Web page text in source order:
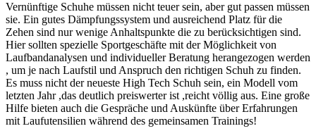
Vernünftige Schuhe müssen nicht teuer sein, aber gut passen müssen
sie. Ein gutes Dämpfungssystem und ausreichend Platz für die
Zehen sind nur wenige Anhaltspunkte die zu berücksichtigen sind.
Hier sollten spezielle Sportgeschäfte mit der Möglichkeit von
Laufbandanalysen und individueller Beratung herangezogen werden
, um je nach Laufstil und Anspruch den richtigen Schuh zu finden.
Es muss nicht der neueste High Tech Schuh sein, ein Modell vom
letzten Jahr ,das deutlich preiswerter ist ,reicht völlig aus. Eine große
Hilfe bieten auch die Gespräche und Auskünfte über Erfahrungen
mit Laufutensilien während des gemeinsamen Trainings!